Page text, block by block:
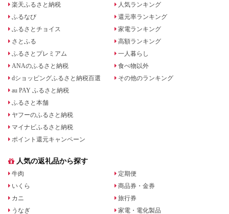
楽天ふるさと納税
ふるなび
ふるさとチョイス
さとふる
ふるさとプレミアム
ANAのふるさと納税
dショッピングふるさと納税百選
au PAY ふるさと納税
ふるさと本舗
ヤフーのふるさと納税
マイナビふるさと納税
ポイント還元キャンペーン
人気ランキング
還元率ランキング
家電ランキング
高額ランキング
一人暮らし
食べ物以外
その他のランキング
人気の返礼品から探す
牛肉
いくら
カニ
うなぎ
定期便
商品券・金券
旅行券
家電・電化製品